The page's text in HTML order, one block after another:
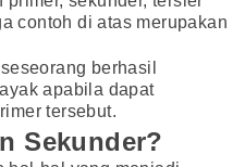
contoh di atas merupakan
berhasil
apabila dapat
tersebut.
Sekunder?